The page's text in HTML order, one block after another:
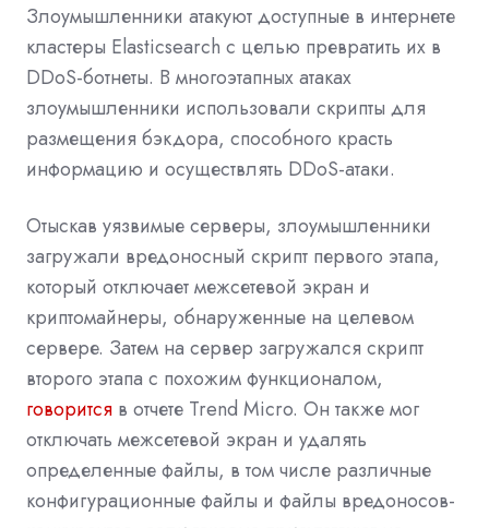
Злоумышленники атакуют доступные в интернете
кластеры Elasticsearch с целью превратить их в
DDoS-ботнеты. В многоэтапных атаках
злоумышленники использовали скрипты для
размещения бэкдора, способного красть
информацию и осуществлять DDoS-атаки.
Отыскав уязвимые серверы, злоумышленники
загружали вредоносный скрипт первого этапа,
который отключает межсетевой экран и
криптомайнеры, обнаруженные на целевом
сервере. Затем на сервер загружался скрипт
второго этапа с похожим функционалом,
говорится в отчете Trend Micro. Он также мог
отключать межсетевой экран и удалять
определенные файлы, в том числе различные
конфигурационные файлы и файлы вредоносов-